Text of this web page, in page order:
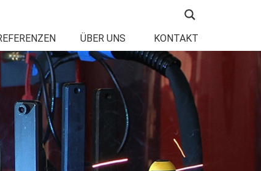
ÜBER UNS KONTAKT